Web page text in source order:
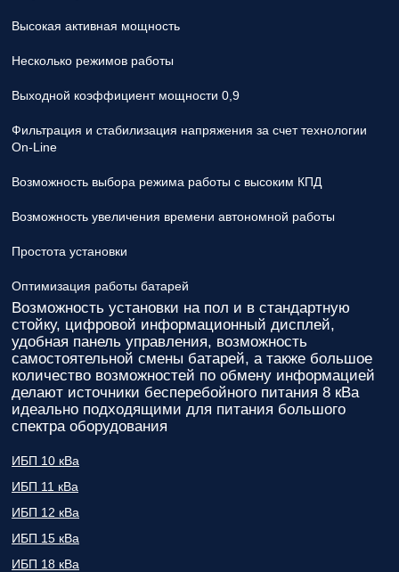
Высокая активная мощность
Несколько режимов работы
Выходной коэффициент мощности 0,9
Фильтрация и стабилизация напряжения за счет технологии
On-Line
Возможность выбора режима работы с высоким КПД
Возможность увеличения времени автономной работы
Простота установки
Оптимизация работы батарей
Возможность установки на пол и в стандартную
стойку, цифровой информационный дисплей,
удобная панель управления, возможность
самостоятельной смены батарей, а также большое
количество возможностей по обмену информацией
делают источники бесперебойного питания 8 кВа
идеально подходящими для питания большого
спектра оборудования
ИБП 10 кВа
ИБП 11 кВа
ИБП 12 кВа
ИБП 15 кВа
ИБП 18 кВа